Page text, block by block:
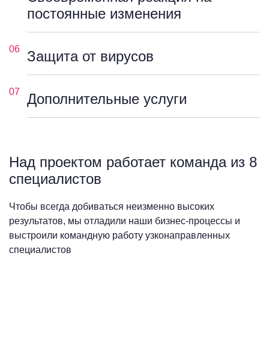
постоянные изменения
06 Защита от вирусов
07 Дополнительные услуги
Над проектом работает команда из 8
специалистов
Чтобы всегда добиваться неизменно высоких
результатов, мы отладили наши бизнес-процессы и
выстроили командную работу узконаправленных
специалистов